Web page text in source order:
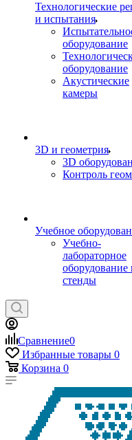
Технологические
и испытания
оборудование
оборудование
Акустические
камеры
3D и геометрия
3D
Контроль
Учебное
Учебно-
лабораторное
оборудование
стенды
Сравнение0
Избранные товары 0
Корзина 0